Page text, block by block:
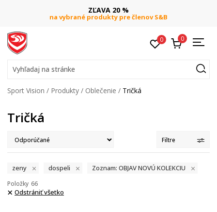
ZĽAVA 20 %
na vybrané produkty pre členov S&B
0 0
Vyhľadaj na stránke
Sport Vision Produkty Oblečenie Tričká
Tričká
Filtre
zeny dospeli Zoznam: OBJAV NOVÚ KOLEKCIU
66
Položky
Odstrániť všetko